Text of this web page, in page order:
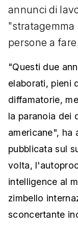
annunci di
persone a
"Questi due
elaborati, pieni
diffamatorie,
la paranoia dei
americane", ha
pubblicata sul
volta,
intelligence al
zimbello
sconcertante